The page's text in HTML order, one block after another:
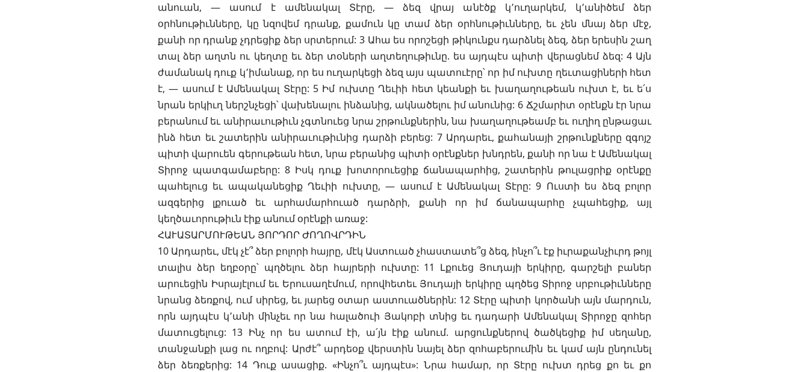
անուան, — ասում է ամենակալ Տէրը, — ձեզ վրայ անէծք կ՚ուղարկեմ, կ՚անիծեմ ձեր
օրհնութիւնները, կը նզովեմ դրանք, քամուն կը տամ ձեր օրհնութիւնները, եւ չեն մնայ ձեր մէջ,
քանի որ դրանք չդրեցիք ձեր սրտերում: 3 Ահա ես որոշեցի թիկունքս դարձնել ձեզ, ձեր երեսին շաղ
տալ ձեր աղտն ու կեղտը եւ ձեր տօների աղտեղութիւնը. ես այդպէս պիտի վերացնեմ ձեզ: 4 Այն
ժամանակ դուք կ՚իմանաք, որ ես ուղարկեցի ձեզ այս պատուէրը՝ որ իմ ուխտը ղեւտացիների հետ
է, — ասում է Ամենակալ Տէրը: 5 Իմ ուխտը Ղեւիի հետ կեանքի եւ խաղաղութեան ուխտ է, եւ ե՛ս
նրան երկիւղ ներշնչեցի՝ վախենալու ինձանից, ակնածելու իմ անունից: 6 Ճշմարիտ օրէնքն էր նրա
բերանում եւ անիրաւութիւն չգտնուեց նրա շրթունքներին, նա խաղաղութեամբ եւ ուղիղ ընթացաւ
ինձ հետ եւ շատերին անիրաւութիւնից դարձի բերեց: 7 Արդարեւ, քահանայի շրթունքները զգոյշ
պիտի վարուեն գերութեան հետ, նրա բերանից պիտի օրէնքներ խնդրեն, քանի որ նա է Ամենակալ
Տիրոջ պատգամաբերը: 8 Իսկ դուք խոտորուեցիք ճանապարհից, շատերին թուլացրիք օրէնքը
պահելուց եւ ապականեցիք Ղեւիի ուխտը, — ասում է Ամենակալ Տէրը: 9 Ուստի ես ձեզ բոլոր
ազգերից լքուած եւ արհամարհուած դարձրի, քանի որ իմ ճանապարհը չպահեցիք, այլ
կեղծաւորութիւն էիք անում օրէնքի առաջ:
ՀԱՒԱՏԱՐՄՈՒԹԵԱՆ ՅՈՐԴՈՐ ԺՈՂՈՎՐԴԻՆ
10 Արդարեւ, մէկ չէ՞ ձեր բոլորի հայրը, մէկ Աստուած չհաստատե՞ց ձեզ, ինչո՞ւ էք իւրաքանչիւրդ թոյլ
տալիս ձեր եղբօրը՝ պղծելու ձեր հայրերի ուխտը: 11 Լքուեց Յուդայի երկիրը, գարշելի բաներ
արուեցին Իսրայէլում եւ Երուսաղէմում, որովհետեւ Յուդայի երկիրը պղծեց Տիրոջ սրբութիւնները
նրանց ձեռքով, ում սիրեց, եւ յարեց օտար աստուածներին: 12 Տէրը պիտի կործանի այն մարդուն,
որն այդպէս կ՚անի մինչեւ որ նա հալածուի Յակոբի տնից եւ դադարի Ամենակալ Տիրոջը զոհեր
մատուցելուց: 13 Ինչ որ ես ատում էի, ա՛յն էիք անում. արցունքներով ծածկեցիք իմ սեղանը,
տանջանքի լաց ու ողբով: Արժէ՞ արդեօք վերստին նայել ձեր զոհաբերումին եւ կամ այն ընդունել
ձեր ձեռքերից: 14 Դուք ասացիք. «Ինչո՞ւ այդպէս»: Նրա համար, որ Տէրը ուխտ դրեց քո եւ քո